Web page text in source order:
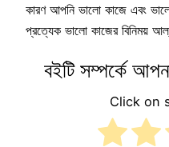
কারণ আপনি ভালো কাজে এবং
প্রত্যেক ভালো কাজের বিনিময়
বইটি সম্পর্কে
Click on